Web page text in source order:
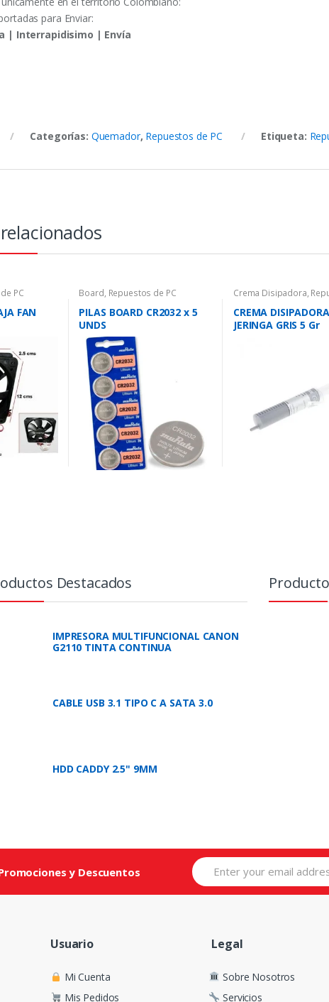
para Enviar:
| Interrapidisimo | Envía
Categorías: Quemador, Repuestos de PC Etiqueta:
PC
FAN
Board, Repuestos de PC
PILAS BOARD CR2032 x 5
UNDS
Crema Disipadora,
CREMA DISIPADORA
JERINGA GRIS 5 Gr
Destacados
IMPRESORA MULTIFUNCIONAL CANON
G2110 TINTA CONTINUA
CABLE USB 3.1 TIPO C A SATA 3.0
HDD CADDY 2.5" 9MM
y Descuentos
Usuario
Mi Cuenta
Mis Pedidos
Legal
Sobre Nosotros
Servicios